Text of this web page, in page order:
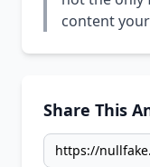
content
Share This